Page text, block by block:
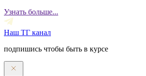
Узнать больше...
Наш ТГ канал
подпишись чтобы быть в курсе